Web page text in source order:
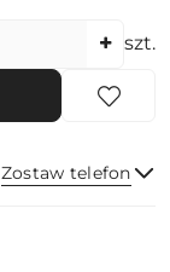
szt.
Zostaw telefon